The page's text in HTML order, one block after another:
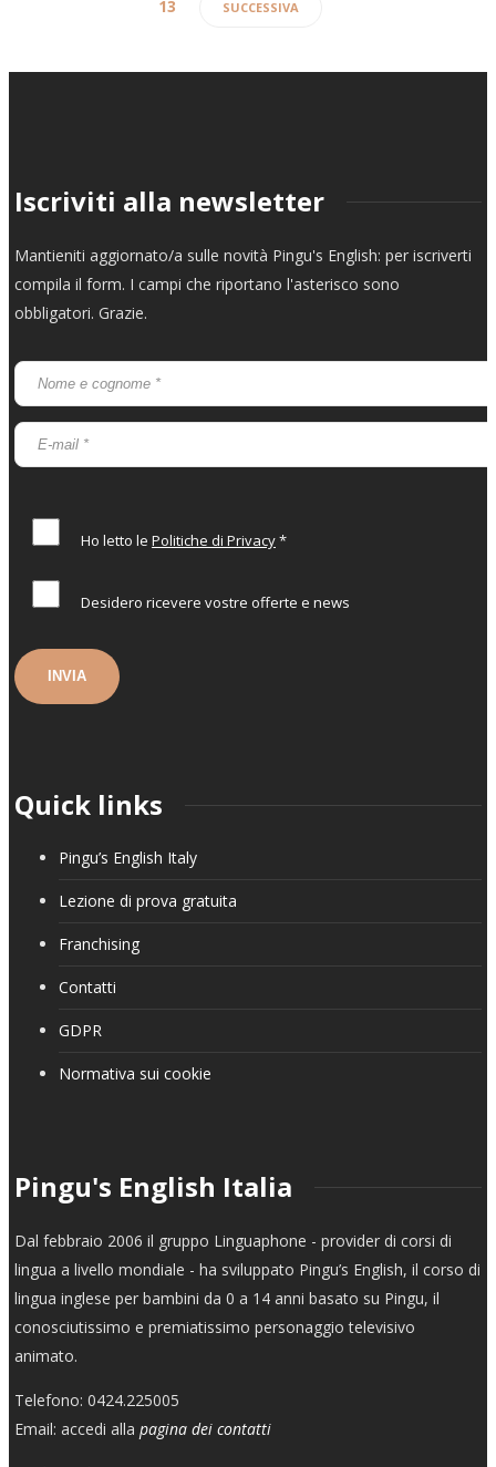
13 SUCCESSIVA
Iscriviti alla newsletter
Mantieniti aggiornato/a sulle novità Pingu's English: per iscriverti
compila il form. I campi che riportano l'asterisco sono
obbligatori. Grazie.
Ho letto le Politiche di Privacy*
Desidero ricevere vostre offerte e news
Quick links
Pingu’s English Italy
Lezione di prova gratuita
Franchising
Contatti
GDPR
Normativa sui cookie
Pingu's English Italia
Dal febbraio 2006 il gruppo Linguaphone - provider di corsi di
lingua a livello mondiale - ha sviluppato Pingu’s English, il corso di
lingua inglese per bambini da 0 a 14 anni basato su Pingu, il
conosciutissimo e premiatissimo personaggio televisivo
animato.
Telefono: 0424.225005
Email: accedi alla pagina dei contatti